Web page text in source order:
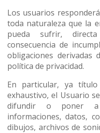
Los usuarios
toda naturaleza que la
pueda sufrir,
consecuencia de
obligaciones
política de privacidad.
En particular, ya
exhaustivo, el Usuario
difundir o poner a
informaciones, datos,
dibujos, archivos de